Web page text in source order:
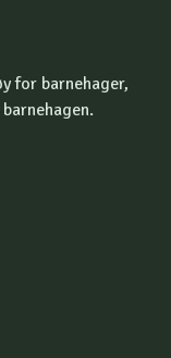
for barnehager,